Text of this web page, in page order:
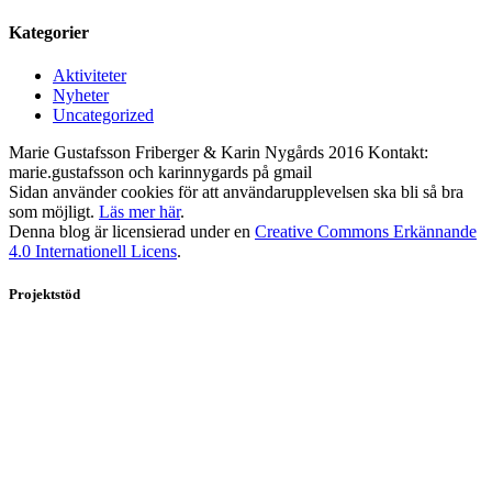
Kategorier
Aktiviteter
Nyheter
Uncategorized
Marie Gustafsson Friberger & Karin Nygårds 2016 Kontakt:
marie.gustafsson och karinnygards på gmail
Sidan använder cookies för att användarupplevelsen ska bli så bra
som möjligt. Läs mer här.
Denna blog är licensierad under en Creative Commons Erkännande
4.0 Internationell Licens.
Projektstöd